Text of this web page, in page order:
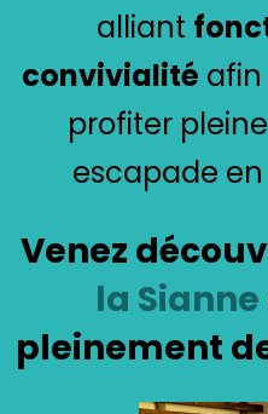
alliant
convivialité afin
profiter
escapade
Venez
la Sianne
pleinement